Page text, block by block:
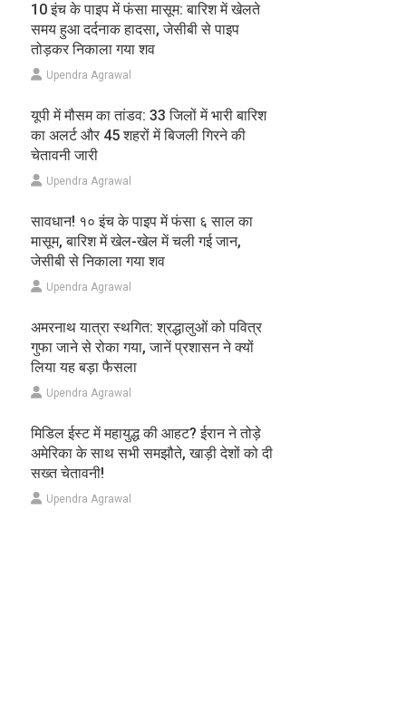
10 इंच के पाइप में फंसा मासूम: बारिश में खेलते
समय हुआ दर्दनाक हादसा, जेसीबी से पाइप
तोड़कर निकाला गया शव
Upendra Agrawal
यूपी में मौसम का तांडव: 33 जिलों में भारी बारिश
का अलर्ट और 45 शहरों में बिजली गिरने की
चेतावनी जारी
Upendra Agrawal
सावधान! १० इंच के पाइप में फंसा ६ साल का
मासूम, बारिश में खेल-खेल में चली गई जान,
जेसीबी से निकाला गया शव
Upendra Agrawal
अमरनाथ यात्रा स्थगित: श्रद्धालुओं को पवित्र
गुफा जाने से रोका गया, जानें प्रशासन ने क्यों
लिया यह बड़ा फैसला
Upendra Agrawal
मिडिल ईस्ट में महायुद्ध की आहट? ईरान ने तोड़े
अमेरिका के साथ सभी समझौते, खाड़ी देशों को दी
सख्त चेतावनी!
Upendra Agrawal